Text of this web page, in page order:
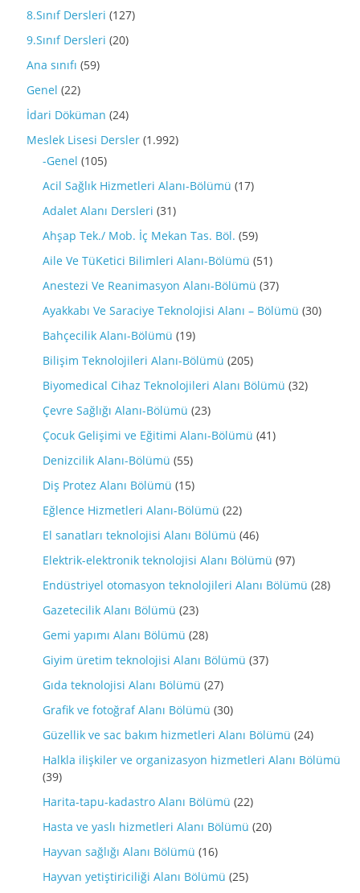
8.Sınıf Dersleri (127)
9.Sınıf Dersleri (20)
Ana sınıfı (59)
Genel (22)
İdari Döküman (24)
Meslek Lisesi Dersler (1.992)
-Genel (105)
Acil Sağlık Hizmetleri Alanı-Bölümü (17)
Adalet Alanı Dersleri (31)
Ahşap Tek./ Mob. İç Mekan Tas. Böl. (59)
Aile Ve TüKetici Bilimleri Alanı-Bölümü (51)
Anestezi Ve Reanimasyon Alanı-Bölümü (37)
Ayakkabı Ve Saraciye Teknolojisi Alanı – Bölümü (30)
Bahçecilik Alanı-Bölümü (19)
Bilişim Teknolojileri Alanı-Bölümü (205)
Biyomedical Cihaz Teknolojileri Alanı Bölümü (32)
Çevre Sağlığı Alanı-Bölümü (23)
Çocuk Gelişimi ve Eğitimi Alanı-Bölümü (41)
Denizcilik Alanı-Bölümü (55)
Diş Protez Alanı Bölümü (15)
Eğlence Hizmetleri Alanı-Bölümü (22)
El sanatları teknolojisi Alanı Bölümü (46)
Elektrik-elektronik teknolojisi Alanı Bölümü (97)
Endüstriyel otomasyon teknolojileri Alanı Bölümü (28)
Gazetecilik Alanı Bölümü (23)
Gemi yapımı Alanı Bölümü (28)
Giyim üretim teknolojisi Alanı Bölümü (37)
Gıda teknolojisi Alanı Bölümü (27)
Grafik ve fotoğraf Alanı Bölümü (30)
Güzellik ve sac bakım hizmetleri Alanı Bölümü (24)
Halkla ilişkiler ve organizasyon hizmetleri Alanı Bölümü
(39)
Harita-tapu-kadastro Alanı Bölümü (22)
Hasta ve yaslı hizmetleri Alanı Bölümü (20)
Hayvan sağlığı Alanı Bölümü (16)
Hayvan yetiştiriciliği Alanı Bölümü (25)